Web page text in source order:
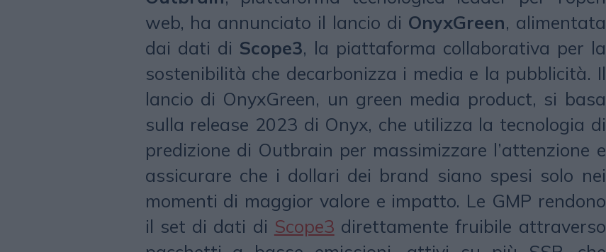
web, ha annunciato il lancio di OnyxGreen, alimentata
dai dati di Scope3, la piattaforma collaborativa per la
sostenibilità che decarbonizza i media e la pubblicità. Il
lancio di OnyxGreen, un green media product, si basa
sulla release 2023 di Onyx, che utilizza la tecnologia di
predizione di Outbrain per massimizzare l’attenzione e
assicurare che i dollari dei brand siano spesi solo nei
momenti di maggior valore e impatto. Le GMP rendono
il set di dati di Scope3 direttamente fruibile attraverso